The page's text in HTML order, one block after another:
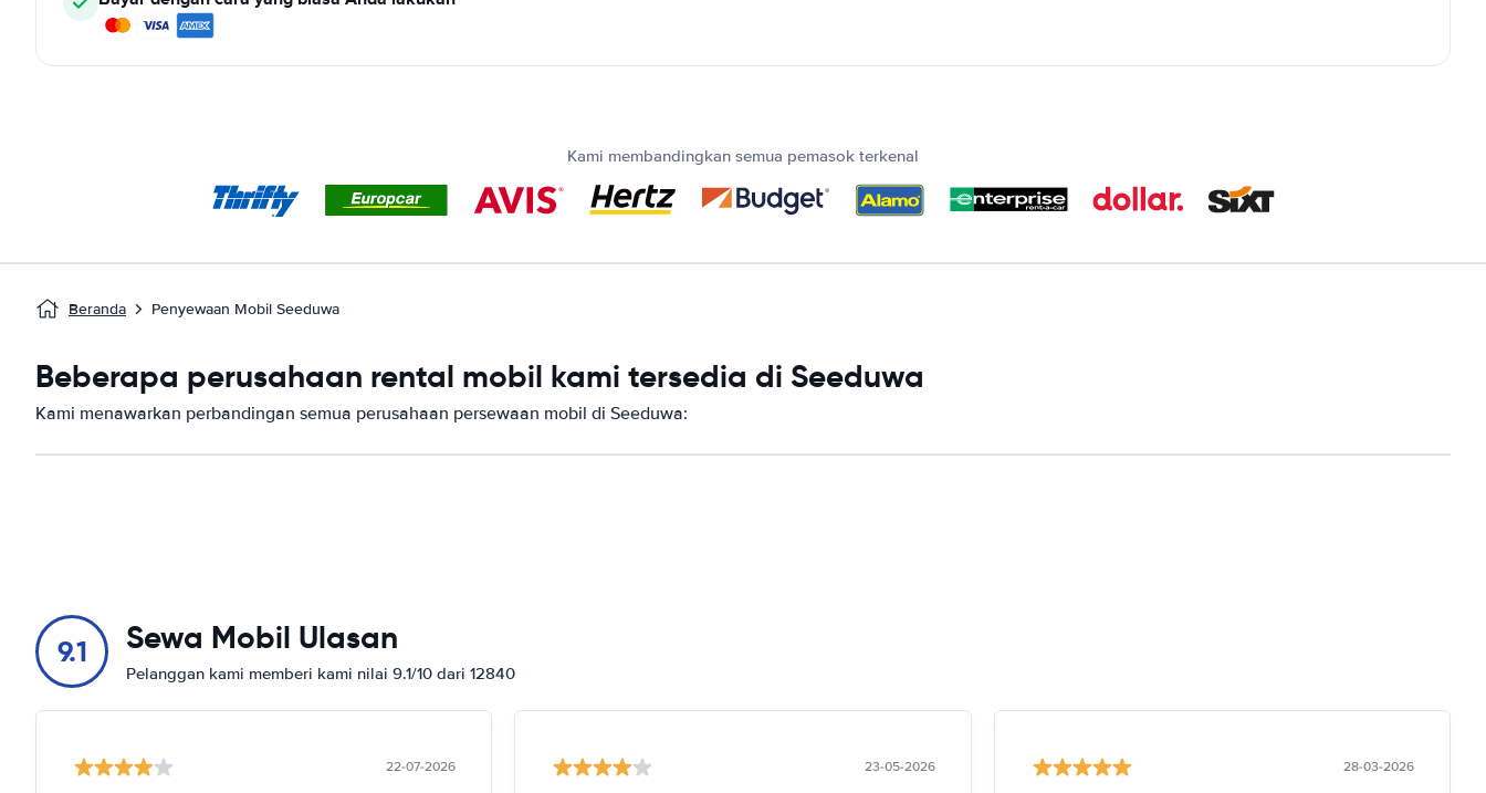
Kami membandingkan semua pemasok terkenal
Beranda Penyewaan Mobil Seeduwa
Beberapa perusahaan rental mobil kami tersedia di Seeduwa
Kami menawarkan perbandingan semua perusahaan persewaan mobil di Seeduwa:
9.1 Sewa Mobil Ulasan
Pelanggan kami memberi kami nilai 9.1/10 dari 12840
22-07-2026 23-05-2026 28-03-2026